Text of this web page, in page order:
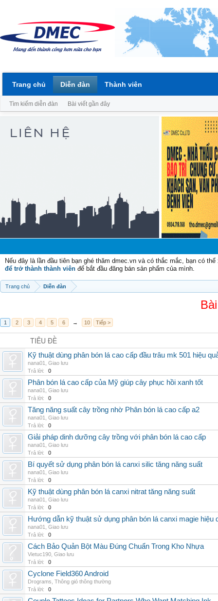
Nếu đây là lần đầu tiên bạn ghé thăm dmec.vn và có thắc mắc, bạn có
để trở thành thành viên để bắt đầu đăng bán sản phẩm của mình.
Trang chủ Diễn đàn
1 2 3 4 5 6 → 10 Tiếp >
TIÊU ĐỀ
Kỹ thuật dùng phân bón lá cao cấp đầu trâu mk 501 hiệu
nana01
Giao lưu
Trả lời:
0
Phân bón lá cao cấp của Mỹ giúp cây phục hồi xanh tốt
nana01
Giao lưu
Trả lời:
0
Tăng năng suất cây trồng nhờ Phân bón lá cao cấp a2
nana01
Giao lưu
Trả lời:
0
Giải pháp dinh dưỡng cây trồng với phân bón lá cao cấp
nana01
Giao lưu
Trả lời:
0
Bí quyết sử dụng phân bón lá canxi silic tăng năng suất
nana01
Giao lưu
Trả lời:
0
Kỹ thuật dùng phân bón lá canxi nitrat tăng năng suất
nana01
Giao lưu
Trả lời:
0
Hướng dẫn kỹ thuật sử dụng phân bón lá canxi magie hiệu
nana01
Giao lưu
Trả lời:
0
Cách Bảo Quản Bột Màu Đúng Chuẩn Trong Kho Nhựa
Vietuc190 Giao lưu
Trả lời:
0
Cyclone Field360 Android
Drograms Thông gió thông thường
Trả lời:
0
Trang chủ Diễn đàn
Tìm kiếm diễn đàn Bài viết gần đây
Thành viên